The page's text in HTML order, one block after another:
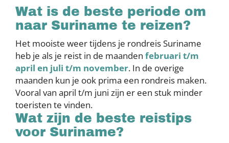
Wat is de beste periode om
naar Suriname te reizen?
Het mooiste weer tijdens je rondreis Suriname
heb je als je reist in de maanden februari t/m
april en juli t/m november. In de overige
maanden kun je ook prima een rondreis maken.
Vooral van april t/m juni zijn er een stuk minder
toeristen te vinden.
Wat zijn de beste reistips
voor Suriname?